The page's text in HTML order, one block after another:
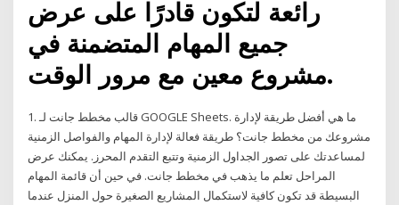
رائعة لتكون قادرًا على عرض
جميع المهام المتضمنة في
مشروع معين مع مرور الوقت.
1. قالب مخطط جانت لـ GOOGLE Sheets. ما هي أفضل طريقة لإدارة
مشروعك من مخطط جانت؟ طريقة فعالة لإدارة المهام والفواصل الزمنية
لمساعدتك على تصور الجداول الزمنية وتتبع التقدم المحرز. يمكنك عرض
المراحل تعلم ما يذهب في مخطط جانت. في حين أن قائمة المهام
البسيطة قد تكون كافية لاستكمال المشاريع الصغيرة حول المنزل عندما